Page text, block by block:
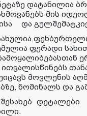
დატანილია
მის
და
ფერადი
მოვლენის
ნომინალს და
დეტალები